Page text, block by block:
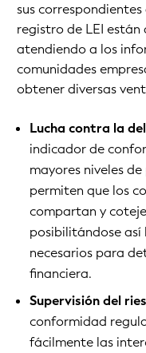
sus
registro de LEI
atendiendo a los
comunidades
obtener diversas
Lucha contra la
indicador de
mayores niveles
permiten que los
compartan y
posibilitándose así
necesarios para
financiera.
Supervisión del
conformidad
fácilmente las